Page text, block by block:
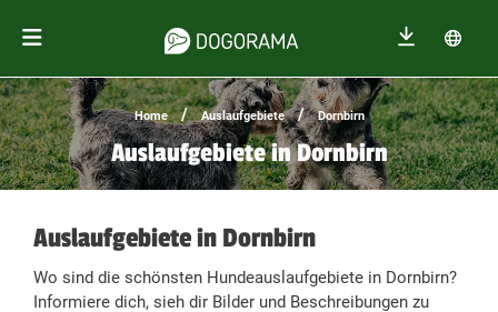
Home / Auslaufgebiete / Dornbirn
Auslaufgebiete in Dornbirn
Auslaufgebiete in Dornbirn
Wo sind die schönsten Hundeauslaufgebiete in Dornbirn?
Informiere dich, sieh dir Bilder und Beschreibungen zu